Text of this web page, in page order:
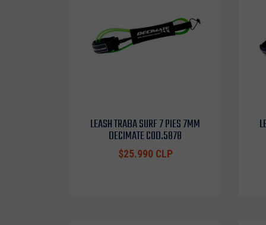
LEASH TRABA SURF 7 PIES 7MM
DECIMATE COD.5878
$25.990 CLP